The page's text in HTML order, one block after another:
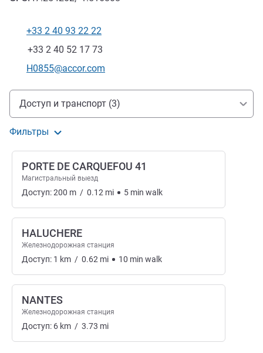
Телефон
+33 2 40 93 22 22
Факс
+33 2 40 52 17 73
Контактный адрес электронной почты
H0855@accor.com
Доступ и транспорт
Доступ и транспорт (3)
Фильтры
PORTE DE CARQUEFOU 41
Магистральный выезд
Доступ:200 m / 0.12 mi 5 min walk
HALUCHERE
Железнодорожная станция
Доступ: 1 km / 0.62 mi 10 min walk
NANTES
Железнодорожная станция
Доступ: 6 km / 3.73 mi